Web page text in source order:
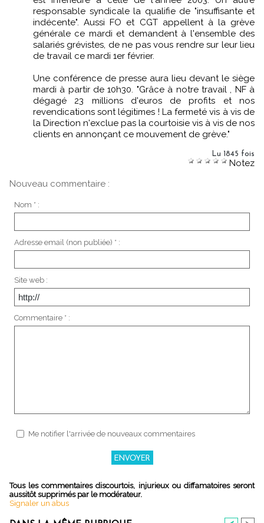
responsable syndicale la qualifie de "insuffisante et
indécente". Aussi FO et CGT appellent à la grève
générale ce mardi et demandent à l'ensemble des
salariés grévistes, de ne pas vous rendre sur leur lieu
de travail ce mardi 1er février.
Une conférence de presse aura lieu devant le siège
mardi à partir de 10h30. "Grâce à notre travail , NF à
dégagé 23 millions d'euros de profits et nos
revendications sont légitimes ! La fermeté vis à vis de
la Direction n'exclue pas la courtoisie vis à vis de nos
clients en annonçant ce mouvement de grève."
Lu 1845 fois
Notez
Nouveau commentaire :
Nom * :
Adresse email (non publiée) * :
Site web :
Commentaire * :
Me notifier l'arrivée de nouveaux commentaires
Tous les commentaires discourtois, injurieux ou diffamatoires seront
aussitôt supprimés par le modérateur.
Signaler un abus